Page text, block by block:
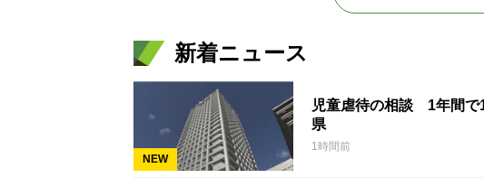
新着ニュース
NEW
児童虐待の相談 1年間
県
1時間前